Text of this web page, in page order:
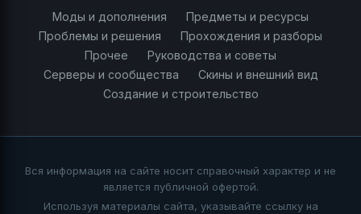
Моды и дополнения
Предметы и ресурсы
Проблемы и решения
Прохождения и разборы
Прочее
Руководства и советы
Серверы и сообщества
Скины и внешний вид
Создание и строительство
Вся информация на сайте носит справочный характер и не
является публичной офертой.
Используя материалы сайта, указывайте ссылку на